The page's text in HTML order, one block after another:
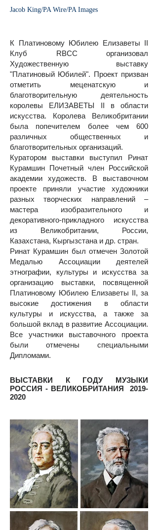
Jacob King/PA Wire/PA Images
К Платиновому Юбилею Елизаветы II
Клуб RBCC организовал
Художественную выставку
"Платиновый Юбилей". Проект призван
отметить меценатскую и
благотворительную деятельность
королевы ЕЛИЗАВЕТЫ II в области
искусства. Королева Великобритании
была попечителем более чем 600
различных общественных и
благотворительных организаций.
Куратором выставки выступил Ринат
Курамшин Почетный член Российской
академии художеств. В выставочном
проекте приняли участие художники
разных творческих направлений –
мастера изобразительного и
декоративного-прикладного искусства
из Великобритании, России,
Казахстана, Кыргызстана и др. стран.
Ринат Курамшин был отмечен Золотой
Медалью Ассоциации деятелей
этнографии, культуры и искусства за
организацию выставки, посвященной
Платиновому Юбилею Елизаветы II, за
высокие достижения в области
культуры и искусства, а также за
большой вклад в развитие Ассоциации.
Все участники выставочного проекта
были отмечены специальными
Дипломами.
ВЫСТАВКИ К ГОДУ МУЗЫКИ
РОССИЯ - ВЕЛИКОБРИТАНИЯ 2019-
2020